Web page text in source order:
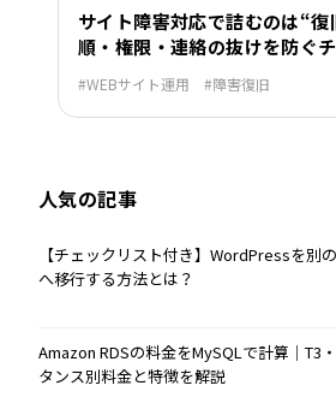
サイト障害対応で詰むのは“
順・権限・連絡の抜けを防ぐ
WEBサイト運用 障害復旧
人気の記事
【チェックリスト付き】WordPressを別
へ移行する方法とは？
Amazon RDSの料金をMySQLで計算｜T3
タンス別料金と特徴を解説